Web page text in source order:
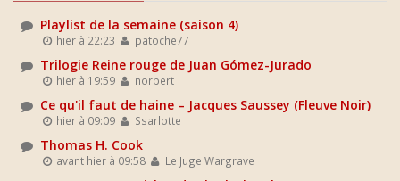
Playlist de la semaine (saison 4)
hier à 22:23 patoche77
Trilogie Reine rouge de Juan Gómez-Jurado
hier à 19:59 norbert
Ce qu'il faut de haine – Jacques Saussey (Fleuve Noir)
hier à 09:09 Ssarlotte
Thomas H. Cook
avant hier à 09:58 Le Juge Wargrave